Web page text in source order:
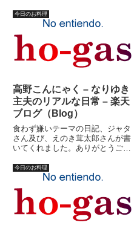
れた挙句、「わからないので修理
に出してもらう」結論に。「それ
で、いくらかかるんですか？」と
の問いにも、大体予想はしてい
た...
今日のお料理
高野こんにゃく – なりゆき
主夫のリアルな日常 – 楽天
ブログ（Blog）
食わず嫌いテーマの日記、ジャタ
さん及び、えのき茸太郎さんが書
いてくれました。ありがとうござ
のコメント中と、私の昨日の日記
の本文中で、こんにゃくに関する
記述が誤解を招いているような気
がしたので、もう一度書き直し
と...
今日のお料理